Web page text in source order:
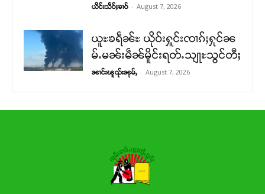
ယိင်းသဵဝ်ႈၶၢဝ် - August 7, 2026
ယူႊၶရဵၼ်ႊ ယိုဝ်းႁူင်းၸၢၵ်ႈႁုင်ၼ
မ်ႉမၼ်းမဵၼ်မိူင်းရတ်ႉသျႃႊသွင်တီႈ
ၼၢင်းၽူၺ်းၼုမ်ႇ - August 7, 2026